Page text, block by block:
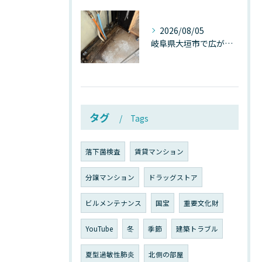
2026/08/05
岐阜県大垣市で広がる“深層カビ汚染”──なぜ除カビが必要なのか、建物内部で起きている見えない危機
タグ Tags
落下菌検査 賃貸マンション
分譲マンション ドラッグストア
ビルメンテナンス 国宝 重要文化財
YouTube 冬 季節 建築トラブル
夏型過敏性肺炎 北側の部屋